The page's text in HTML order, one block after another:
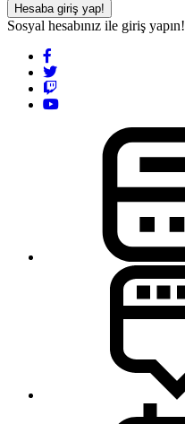
Hesaba giriş yap!
Sosyal hesabınız ile giriş yapın!